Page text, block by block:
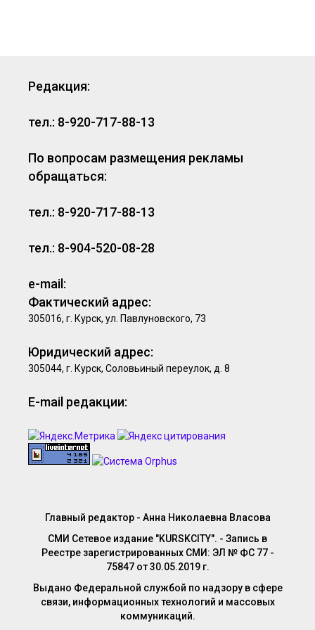
Редакция:
тел.: 8-920-717-88-13
По вопросам размещения рекламы
обращаться:
тел.: 8-920-717-88-13
тел.: 8-904-520-08-28
e-mail:
Фактический адрес:
305016, г. Курск, ул. Павлуновского, 73
Юридический адрес:
305044, г. Курск, Соловьиный переулок, д. 8
E-mail редакции:
Главный редактор - Анна Николаевна Власова
СМИ Сетевое издание "KURSKCITY". - Запись в
Реестре зарегистрированных СМИ: ЭЛ № ФС 77 -
75847 от 30.05.2019 г.
Выдано Федеральной службой по надзору в сфере
связи, информационных технологий и массовых
коммуникаций.